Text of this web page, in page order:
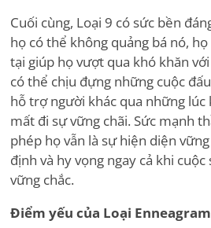
Cuối cùng, Loại 9 có sức bền
họ có thể không quảng bá nó,
tại giúp họ vượt qua khó khăn
có thể chịu đựng những cuộc
hỗ trợ người khác qua những
mất đi sự vững chãi. Sức mạnh
phép họ vẫn là sự hiện diện
định và hy vọng ngay cả khi
vững chắc.
Điểm yếu của Loại